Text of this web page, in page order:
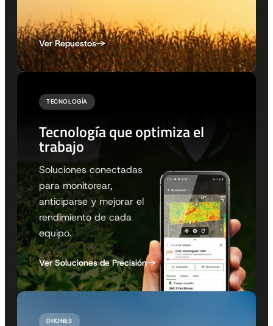
Ver Repuestos
TECNOLOGÍA
Tecnología que optimiza el
trabajo
Soluciones conectadas
para monitorear,
anticiparse y mejorar el
rendimiento de cada
equipo.
Ver Soluciones de Precisión
DRONES